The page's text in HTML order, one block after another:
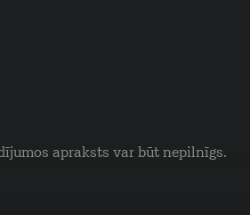
apraksts var būt nepilnīgs.